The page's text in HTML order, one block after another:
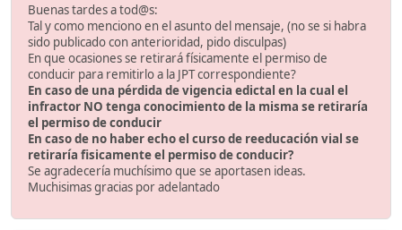
Buenas tardes a tod@s:
Tal y como menciono en el asunto del mensaje, (no se si habra
sido publicado con anterioridad, pido disculpas)
En que ocasiones se retirará físicamente el permiso de
conducir para remitirlo a la JPT correspondiente?
En caso de una pérdida de vigencia edictal en la cual el
infractor NO tenga conocimiento de la misma se retiraría
el permiso de conducir
En caso de no haber echo el curso de reeducación vial se
retiraría fisicamente el permiso de conducir?
Se agradecería muchísimo que se aportasen ideas.
Muchisimas gracias por adelantado